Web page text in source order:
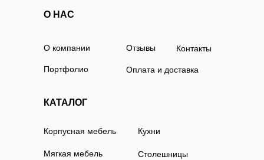
О компании
О НАС
КАТАЛОГ
Портфолио
Контакты
Отзывы
Корпусная мебель
Оплата и доставка
Мягкая мебель
Кухни
Столешницы